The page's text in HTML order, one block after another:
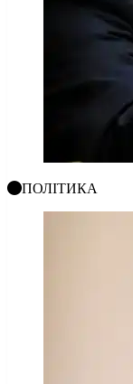
ПОЛІТИКА